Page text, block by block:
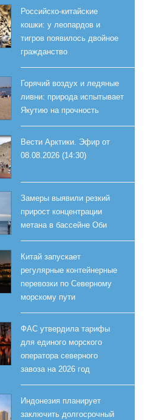
Российско-китайские
кошки: у леопардов и
тигров появилось двойное
гражданство
Горячий воздух и ледяные
ливни: природа испытывает
Якутию на прочность
Вести Арктики. Эфир от
08.08.2026 (14:30)
Замеры выявили резкий
прирост концентрации
метана в бассейне Оби
Китай запускает
регулярные контейнерные
перевозки по Северному
морскому пути
ФАС утвердила тарифы
для единого морского
оператора северного
завоза на 2026 год
Индонезия планирует
заключить долгосрочный